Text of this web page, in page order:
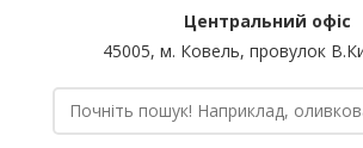
Центральний офіс
45005, м. Ковель, провулок